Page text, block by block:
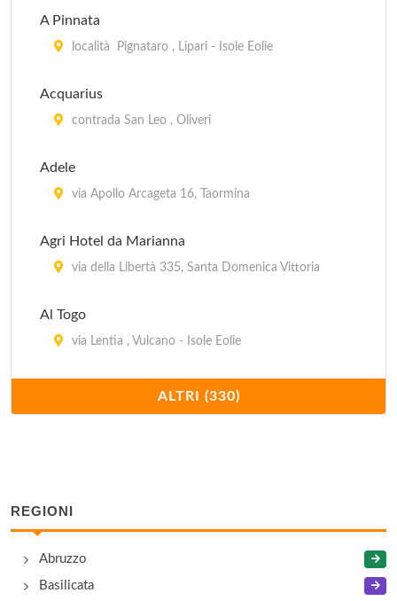
A Pinnata
località Pignataro , Lipari - Isole Eolie
Acquarius
contrada San Leo , Oliveri
Adele
via Apollo Arcageta 16, Taormina
Agri Hotel da Marianna
via della Libertà 335, Santa Domenica Vittoria
Al Togo
via Lentia , Vulcano - Isole Eolie
via Luigi Rizzo 33, Letojanni
Albergo Mazzurco
via Conceria , Cesarò
ALTRI (330)
REGIONI
Abruzzo
Basilicata